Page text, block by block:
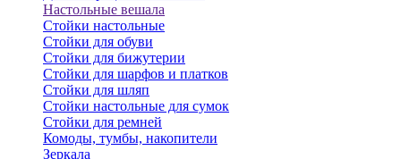
Настольные вешала
Стойки настольные
Стойки для обуви
Стойки для бижутерии
Стойки для шарфов и платков
Стойки для шляп
Стойки настольные для сумок
Стойки для ремней
Комоды, тумбы, накопители
Зеркала